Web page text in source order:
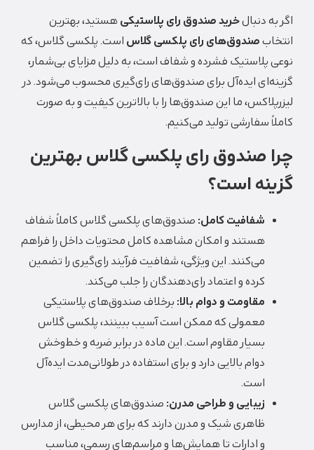
اگر به دنبالخرید صندوق رای پلاستیکیهستید، بهترین
انتخابصندوق‌های رای پلکسی گلاس است. پلکسی گلاس، که
نوعی پلاستیک فشرده و شفاف است، به دلیل مزایای بی‌شمار،
گزینه‌ای ایده‌آل برای صندوق‌های رای‌گیری محسوب می‌شود. در
لیزرپلاکس، ما این صندوق‌ها را با بالاترین کیفیت و به صورت
کاملاً سفارشی تولید می‌کنیم.
چرا صندوق رای پلکسی گلاس بهترین
گزینه است؟
شفافیت کامل: صندوق‌های پلکسی گلاس کاملاً شفاف
هستند و امکان مشاهده کامل محتویات داخل را فراهم
می‌کنند. این ویژگی، شفافیت فرآیند رای‌گیری را تضمین
کرده و اعتماد رای‌دهندگان را جلب می‌کند.
مقاومت و دوام بالا: برخلاف صندوق‌های پلاستیکی
معمولی که ممکن است آسیب ببینند، پلکسی گلاس
بسیار مقاوم است. این ماده در برابر ضربه و خط‌وخش
دوام بالایی دارد و برای استفاده در طولانی‌مدت ایده‌آل
است.
زیبایی و طراحی مدرن: صندوق‌های پلکسی گلاس
ظاهری شیک و مدرن دارند که برای هر محیطی، از مدارس
و ادارات تا همایش‌ها و مراسم‌های رسمی، مناسب